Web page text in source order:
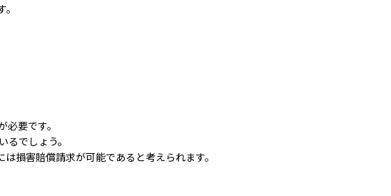
要です。
でしょう。
損害賠償請求が可能であると考えられます。